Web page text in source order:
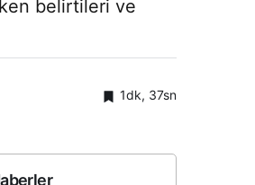
belirtileri ve
1dk, 37sn